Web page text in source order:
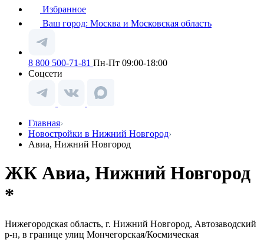
Избранное
Ваш город: Москва и Московская область
8 800 500-71-81 Пн-Пт 09:00-18:00
Соцсети
Главная
Новостройки в Нижний Новгород
Авиа, Нижний Новгород
ЖК Авиа, Нижний Новгород
*
Нижегородская область, г. Нижний Новгород, Автозаводский
р-н, в границе улиц Мончегорская/Космическая